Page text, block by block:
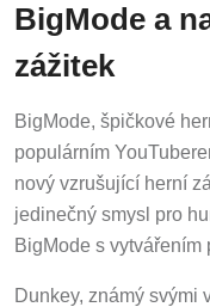
BigMode a
zážitek
BigMode, špičkové
populárním
nový vzrušující herní
jedinečný smysl pro
BigMode s vytvářením
Dunkey, známý svými